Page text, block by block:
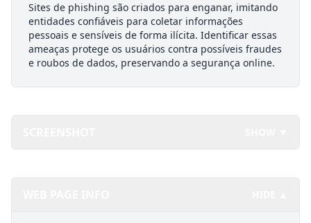
Sites de phishing são criados para enganar, imitando
entidades confiáveis para coletar informações
pessoais e sensíveis de forma ilícita. Identificar essas
ameaças protege os usuários contra possíveis fraudes
e roubos de dados, preservando a segurança online.